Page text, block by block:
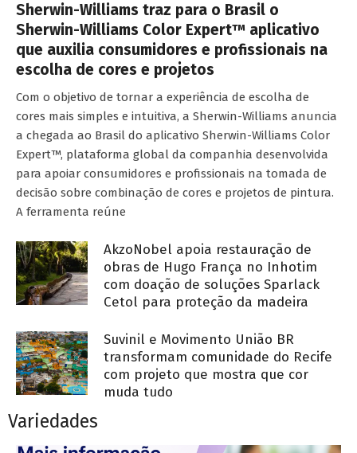
Sherwin-Williams traz para o Brasil o
Sherwin-Williams Color Expert™ aplicativo
que auxilia consumidores e profissionais na
escolha de cores e projetos
Com o objetivo de tornar a experiência de escolha de
cores mais simples e intuitiva, a Sherwin-Williams anuncia
a chegada ao Brasil do aplicativo Sherwin-Williams Color
Expert™, plataforma global da companhia desenvolvida
para apoiar consumidores e profissionais na tomada de
decisão sobre combinação de cores e projetos de pintura.
A ferramenta reúne
AkzoNobel apoia restauração de
obras de Hugo França no Inhotim
com doação de soluções Sparlack
Cetol para proteção da madeira
Suvinil e Movimento União BR
transformam comunidade do Recife
com projeto que mostra que cor
muda tudo
Variedades